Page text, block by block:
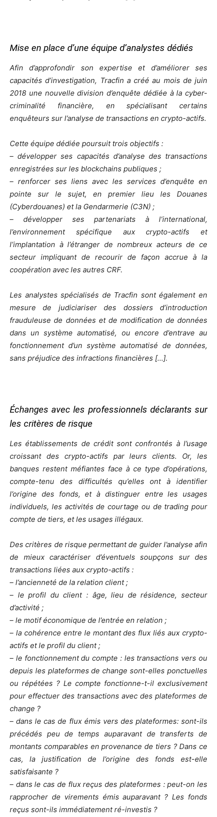
Mise en place d’une équipe d’analystes dédiés
Afin d’approfondir son expertise et d’améliorer ses
capacités d’investigation, Tracfin a créé au mois de juin
2018 une nouvelle division d’enquête dédiée à la cyber-
criminalité financière, en spécialisant certains
enquêteurs sur l’analyse de transactions en crypto-actifs.
Cette équipe dédiée poursuit trois objectifs :
– développer ses capacités d’analyse des transactions
enregistrées sur les blockchains publiques ;
– renforcer ses liens avec les services d’enquête en
pointe sur le sujet, en premier lieu les Douanes
(Cyberdouanes) et la Gendarmerie (C3N) ;
– développer ses partenariats à l’international,
l’environnement spécifique aux crypto-actifs et
l’implantation à l’étranger de nombreux acteurs de ce
secteur impliquant de recourir de façon accrue à la
coopération avec les autres CRF.
Les analystes spécialisés de Tracfin sont également en
mesure de judiciariser des dossiers d’introduction
frauduleuse de données et de modification de données
dans un système automatisé, ou encore d’entrave au
fonctionnement d’un système automatisé de données,
sans préjudice des infractions financières […].
Échanges avec les professionnels déclarants sur
les critères de risque
Les établissements de crédit sont confrontés à l’usage
croissant des crypto-actifs par leurs clients. Or, les
banques restent méfiantes face à ce type d’opérations,
compte-tenu des difficultés qu’elles ont à identifier
l’origine des fonds, et à distinguer entre les usages
individuels, les activités de courtage ou de trading pour
compte de tiers, et les usages illégaux.
Des critères de risque permettant de guider l’analyse afin
de mieux caractériser d’éventuels soupçons sur des
transactions liées aux crypto-actifs :
– l’ancienneté de la relation client ;
– le profil du client : âge, lieu de résidence, secteur
d’activité ;
– le motif économique de l’entrée en relation ;
– la cohérence entre le montant des flux liés aux crypto-
actifs et le profil du client ;
– le fonctionnement du compte : les transactions vers ou
depuis les plateformes de change sont-elles ponctuelles
ou répétées ? Le compte fonctionne-t-il exclusivement
pour effectuer des transactions avec des plateformes de
change ?
– dans le cas de flux émis vers des plateformes: sont-ils
précédés peu de temps auparavant de transferts de
montants comparables en provenance de tiers ? Dans ce
cas, la justification de l’origine des fonds est-elle
satisfaisante ?
– dans le cas de flux reçus des plateformes : peut-on les
rapprocher de virements émis auparavant ? Les fonds
reçus sont-ils immédiatement ré-investis ?